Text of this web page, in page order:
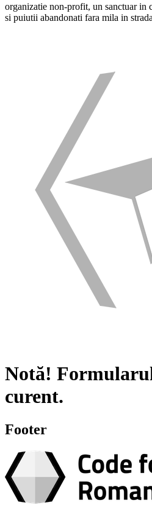
organizatie non-profit, un sanctuar in
si puiutii abandonati fara mila in
Notă!
curent.
Footer